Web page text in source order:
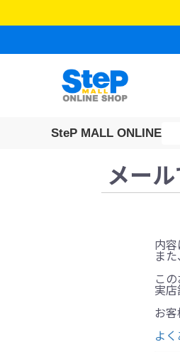
SteP MALL ONLINE
メー
内
ま
こ
実
お
よ